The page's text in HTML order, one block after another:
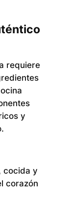
requiere
y
cocida y
corazón